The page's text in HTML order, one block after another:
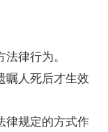
律行为。
人死后才生效
规定的方式作